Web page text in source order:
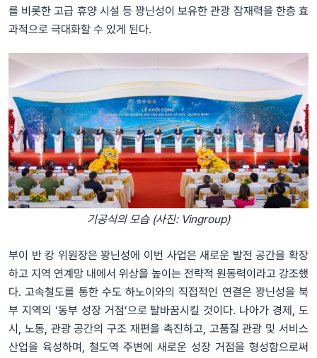
를 비롯한 고급 휴양 시설 등 꽝닌성이 보유한 관광 잠재력을 한층 효
과적으로 극대화할 수 있게 된다.
기공식의 모습 (사진: Vingroup)
부이 반 캉 위원장은 꽝닌성에 이번 사업은 새로운 발전 공간을 확장
하고 지역 연계망 내에서 위상을 높이는 전략적 원동력이라고 강조했
다. 고속철도를 통한 수도 하노이와의 직접적인 연결은 꽝닌성을 북
부 지역의 ‘동부 성장 거점’으로 탈바꿈시킬 것이다. 나아가 경제, 도
시, 노동, 관광 공간의 구조 재편을 촉진하고, 고품질 관광 및 서비스
산업을 육성하며, 철도역 주변에 새로운 성장 거점을 형성함으로써